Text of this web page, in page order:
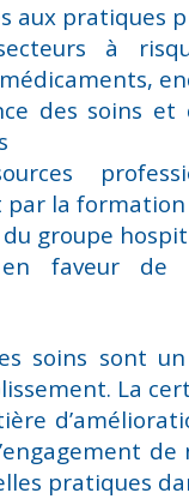
aux pratiques
à
des soins et
par la formation
groupe
en faveur de
soins sont
La
pratiques